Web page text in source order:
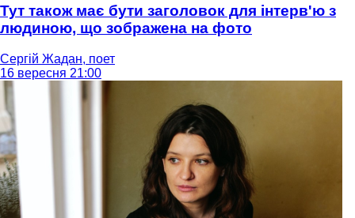
Тут також має бути заголовок для інтерв'ю з
людиною, що зображена на фото
Сергій Жадан, поет
16 вересня 21:00